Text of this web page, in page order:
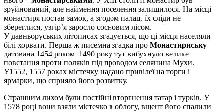
зруйнований, але наймення поселення залишилося. На місці
монастиря постав замок, а згодом палац. їх сліди не
збереглися, узгір’я заросло сосновим лісом.
У давньоруських літописах згадується, що ці місця населяли
білі хорвати. Перша ж писемна згадка про Монастириську
датована 1454 роком. 1490 року тут вибухнуло велике
повстання проти поляків під проводом селянина Мухи.
У1552, 1557 роках містечку надано привілеї на торги і
ярмарки, що сприяло його розвитку.
Страшним лихом були постійні вторгнення татар і турків. У
1578 році вони взяли містечко в облогу, вщент його спалили